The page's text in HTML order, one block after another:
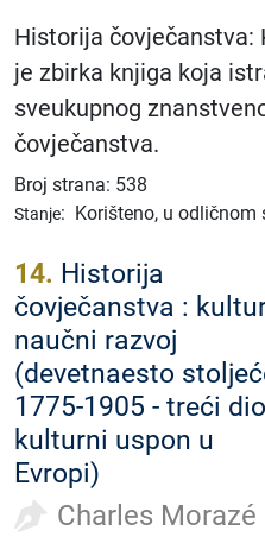
Historija čovječanstva:
je zbirka knjiga koja
sveukupnog
čovječanstva.
Broj strana: 538
Stanje: Korišteno, u odličnom
14. Historija
čovječanstva :
naučni razvoj
(devetnaesto
1775-1905 - treći
kulturni uspon u
Evropi)
Charles Morazé